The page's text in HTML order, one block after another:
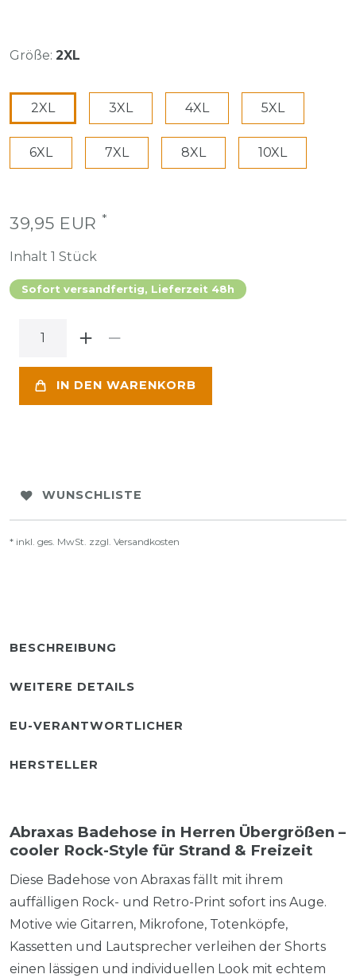
Größe: 2XL
2XL 3XL 4XL 5XL
6XL 7XL 8XL 10XL
39,95 EUR *
Inhalt 1 Stück
Sofort versandfertig, Lieferzeit 48h
IN DEN WARENKORB
WUNSCHLISTE
* inkl. ges. MwSt. zzgl. Versandkosten
BESCHREIBUNG
WEITERE DETAILS
EU-VERANTWORTLICHER
HERSTELLER
Abraxas Badehose in Herren Übergrößen –
cooler Rock-Style für Strand & Freizeit
Diese Badehose von Abraxas fällt mit ihrem
auffälligen Rock- und Retro-Print sofort ins Auge.
Motive wie Gitarren, Mikrofone, Totenköpfe,
Kassetten und Lautsprecher verleihen der Shorts
einen lässigen und individuellen Look mit echtem